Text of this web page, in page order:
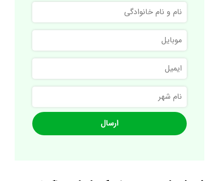
نام
و
نام
خانوادگی
موبایل
ایمیل
نام
شهر